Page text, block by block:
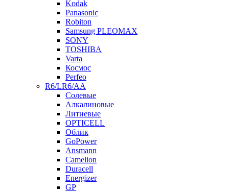
Kodak
Panasonic
Robiton
Samsung PLEOMAX
SONY
TOSHIBA
Varta
Космос
Perfeo
R6/LR6/AA
Солевые
Алкалиновые
Литиевые
OPTICELL
Облик
GoPower
Ansmann
Camelion
Duracell
Energizer
GP